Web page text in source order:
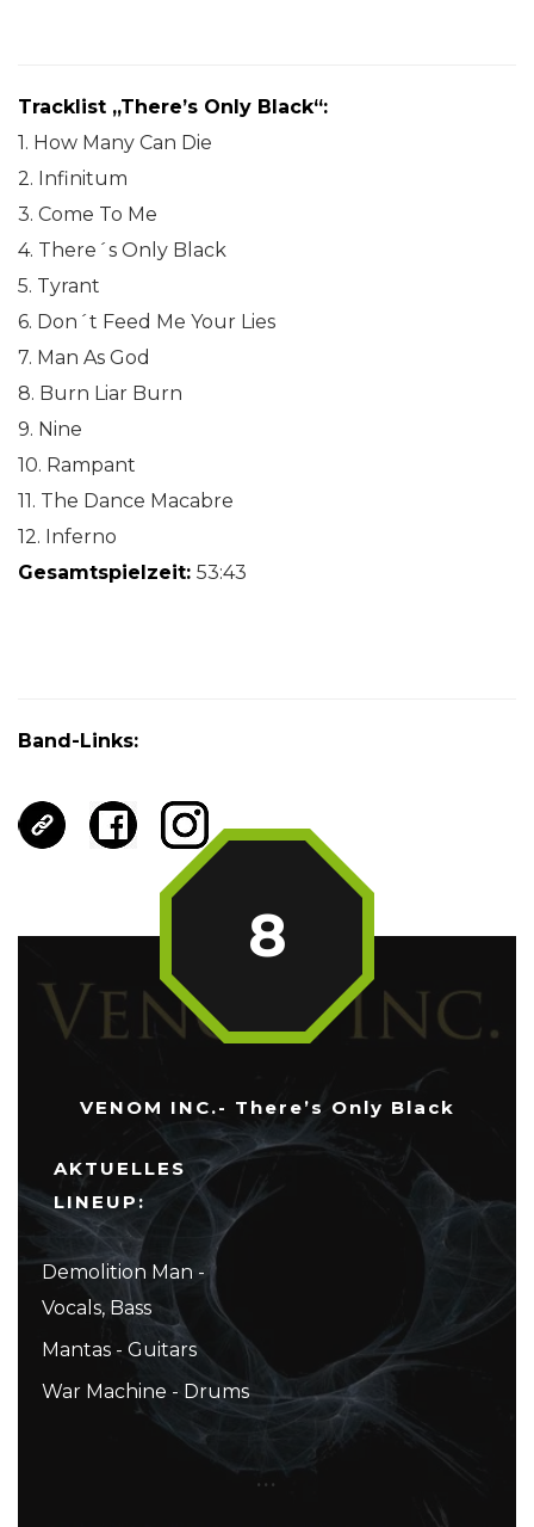
Tracklist „There’s Only Black“:
1. How Many Can Die
2. Infinitum
3. Come To Me
4. There´s Only Black
5. Tyrant
6. Don´t Feed Me Your Lies
7. Man As God
8. Burn Liar Burn
9. Nine
10. Rampant
11. The Dance Macabre
12. Inferno
Gesamtspielzeit: 53:43
Band-Links:
VENOM INC.- There’s Only Black
AKTUELLES
LINEUP:
Demolition Man -
Vocals, Bass
Mantas - Guitars
War Machine - Drums
8
...